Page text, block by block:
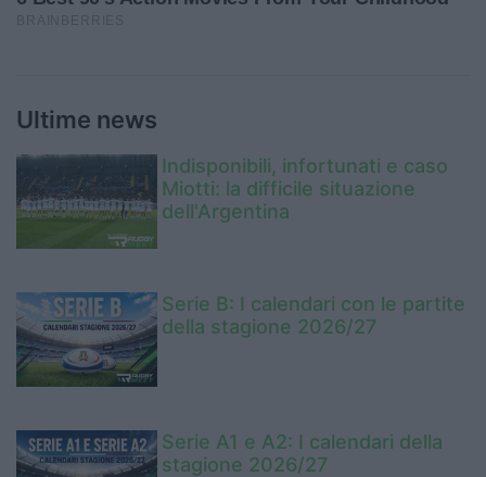
Ultime news
Indisponibili, infortunati e caso
Miotti: la difficile situazione
dell'Argentina
Serie B: I calendari con le partite
della stagione 2026/27
Serie A1 e A2: I calendari della
stagione 2026/27